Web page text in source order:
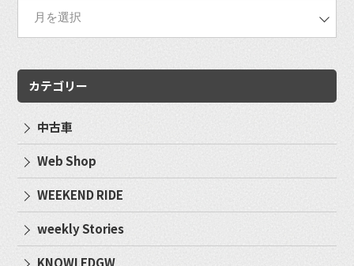
カテゴリー
中古車
Web Shop
WEEKEND RIDE
weekly Stories
KNOWLEDGW